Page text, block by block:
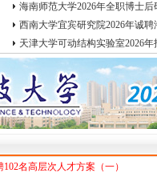
海南师范大学2026年全职博士后
西南大学宜宾研究院2026年诚聘
天津大学可动结构实验室2026年
名高层次人才方案（一）